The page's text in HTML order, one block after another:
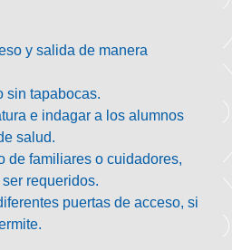
y salida de manera
sintapabocas.
e indagar a los alumnos
salud.
de familiares o cuidadores,
requeridos.
puertas de acceso, si